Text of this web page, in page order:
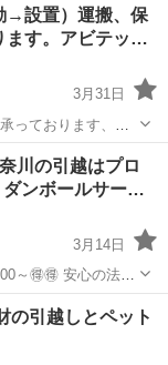
→設置）運搬、保
ます。アビテッ…
3月31日
っております、ユ
代表：佐藤と申しま
す。 〜公式HP〜 https://www.tokyosoundbox.com/ ・関...
川の引越はプロ
ダンボールサー…
3月14日
心の法人
した引越をお🉐
11-0754 公...
引越しとペット